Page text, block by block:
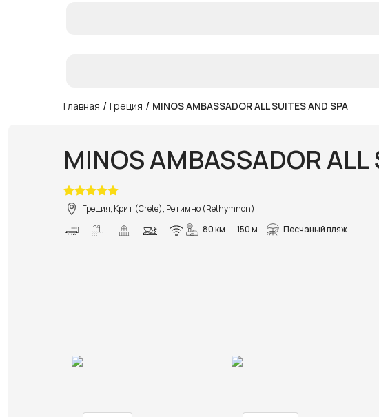
Главная / Греция / MINOS AMBASSADOR ALL SUITES AND SPA
MINOS AMBASSADOR ALL
Греция, Крит (Crete), Ретимно (Rethymnon)
80 км
150 м Песчаный пляж